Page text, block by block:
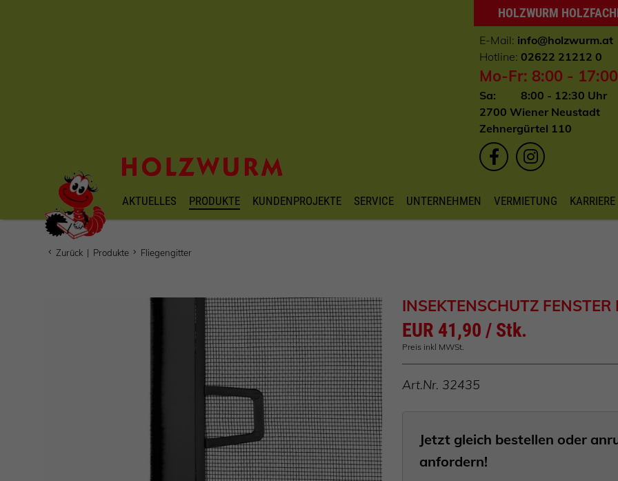
HOLZWURM
E-Mail: info@holzwurm.at
Hotline: 02622 21212 0
Mo-Fr: 8:00 -
Sa: 8:00 - 12:30 Uhr
2700 Wiener Neustadt
Zehnergürtel 110
AKTUELLES PRODUKTE KUNDENPROJEKTE SERVICE UNTERNEHMEN VERMIETUNG KARRIERE
Zurück | Produkte Fliegengitter
INSEKTENSCHUTZ
EUR 41,90 / Stk.
Preis inkl MWSt.
Art.Nr. 32435
Jetzt gleich bestellen oder
anfordern!